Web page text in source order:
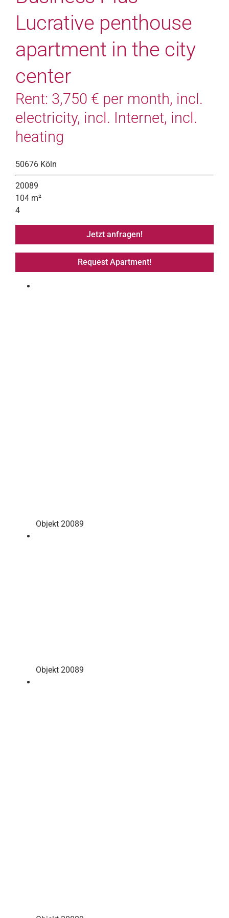
Lucrative penthouse
apartment in the city
center
Rent: 3,750 € per month, incl.
electricity, incl. Internet, incl.
heating
50676 Köln
20089
104 m²
4
Jetzt anfragen!
Request Apartment!
Objekt 20089
Objekt 20089